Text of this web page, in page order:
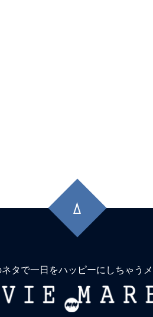
頭
に
タで一日をハッピーにしちゃう